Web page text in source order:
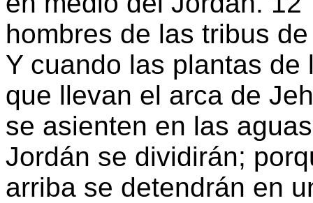
hombres de las tribus
Y cuando las plantas
que llevan el arca de
se asienten en las
Jordán se dividirán;
arriba se detendrán en